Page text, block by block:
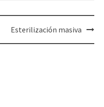
Esterilización masiva